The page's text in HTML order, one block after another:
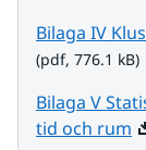
Bilaga IV
(pdf, 776.1 kB)
Bilaga V
tid och rum